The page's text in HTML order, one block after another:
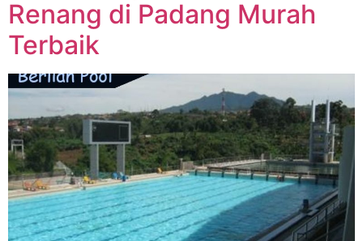
Renang di Padang Murah
Terbaik